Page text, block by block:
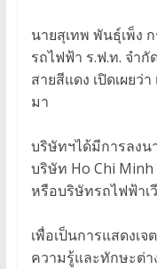
นายสุเทพ พันธุ์เพ็ง
รถไฟฟ้า ร.ฟ.ท. จำ
สายสีแดง เปิดเผยว่
มา
บริษัทฯได้มีการลง
บริษัท Ho Chi Minh
หรือบริษัทรถไฟฟ้าเ
เพื่อเป็นการแสดงเ
ความรู้และทักษะต่า